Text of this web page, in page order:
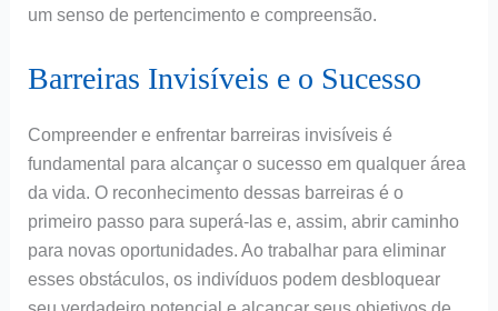
um senso de pertencimento e compreensão.
Barreiras Invisíveis e o Sucesso
Compreender e enfrentar barreiras invisíveis é
fundamental para alcançar o sucesso em qualquer área
da vida. O reconhecimento dessas barreiras é o
primeiro passo para superá-las e, assim, abrir caminho
para novas oportunidades. Ao trabalhar para eliminar
esses obstáculos, os indivíduos podem desbloquear